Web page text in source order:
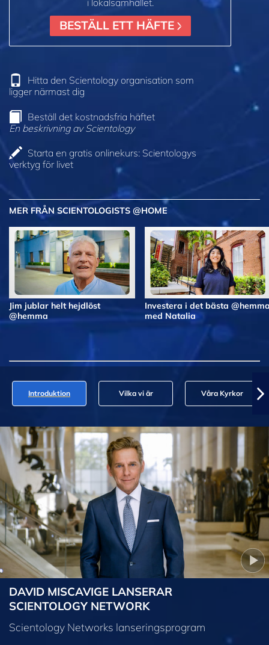
BESTÄLL ETT HÄFTE
Hitta den Scientology organisation som
ligger närmast dig
Beställ det kostnadsfria häftet
En beskrivning av Scientology
Starta en gratis onlinekurs: Scientologys
verktyg för livet
MER FRÅN SCIENTOLOGISTS @HOME
Jim jublar helt hejdlöst
@hemma
Investera i det bästa
med Natalia
Introduktion Vilka vi är Våra Kyrkor
DAVID MISCAVIGE LANSERAR
SCIENTOLOGY NETWORK
Scientology Networks lanseringsprogram